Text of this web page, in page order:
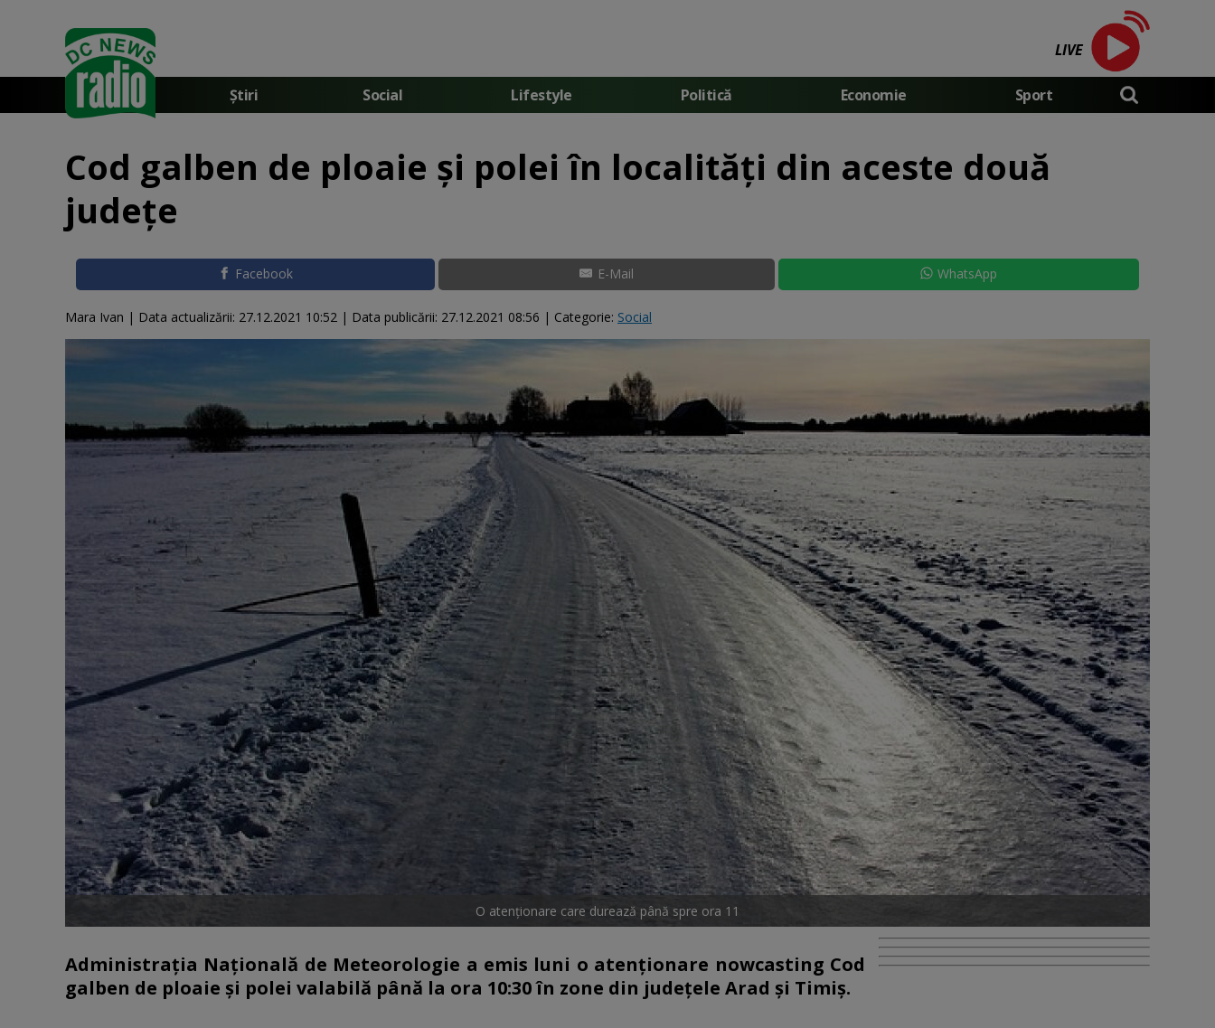
LIVE
Știri Social Lifestyle Politică Economie Sport
Cod galben de ploaie și polei în localități din aceste două
județe
Facebook E-Mail WhatsApp
Mara Ivan | Data actualizării: 27.12.2021 10:52 | Data publicării: 27.12.2021 08:56 | Categorie: Social
O atenționare care durează până spre ora 11
Administraţia Naţională de Meteorologie a emis luni o atenţionare nowcasting Cod
galben de ploaie şi polei valabilă până la ora 10:30 în zone din judeţele Arad şi Timiş.